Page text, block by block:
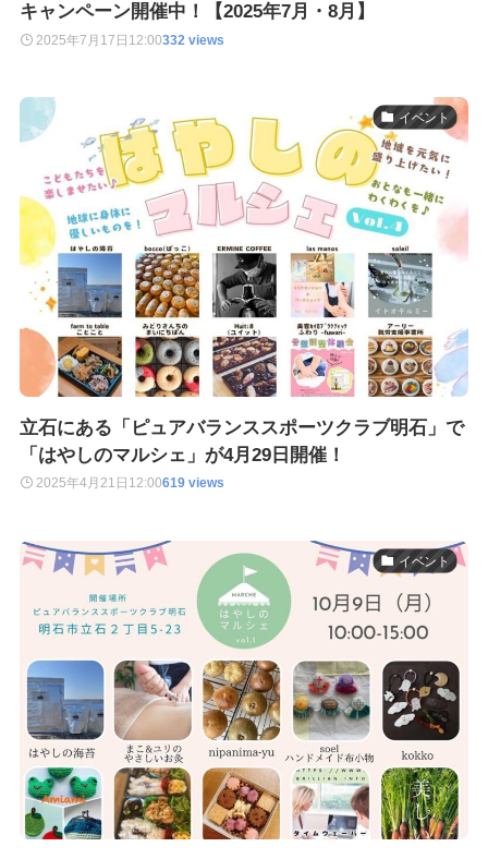
キャンペーン開催中！【2025年7月・8月】
2025年7月17日 12:00332 views
イベント
立石にある「ピュアバランススポーツクラブ明石」で
「はやしのマルシェ」が4月29日開催！
2025年4月21日 12:00619 views
イベント